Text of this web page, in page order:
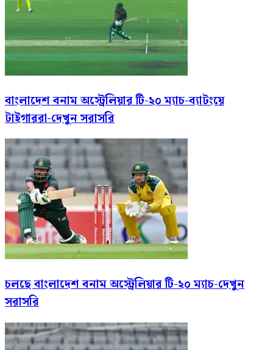
বাংলাদেশ বনাম অস্ট্রেলিয়ার টি-২০ ম্যাচ-ব্যাটংয়ে
টাইগাররা-দেখুন সরাসরি
চলছে বাংলাদেশ বনাম অস্ট্রেলিয়ার টি-২০ ম্যাচ-দেখুন
সরাসরি